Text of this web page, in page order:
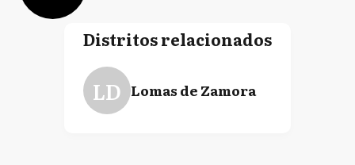
Distritos relacionados
LD Lomas de Zamora